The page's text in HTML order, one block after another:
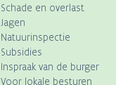
Schade en overlast
Jagen
Natuurinspectie
Subsidies
Inspraak van de burger
Voor lokale besturen